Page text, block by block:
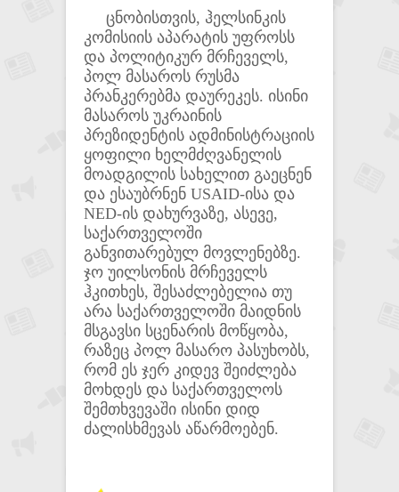
ცნობისთვის, ჰელსინკის
კომისიის აპარატის უფროსს
და პოლიტიკურ მრჩეველს,
პოლ მასაროს რუსმა
პრანკერებმა დაურეკეს. ისინი
მასაროს უკრაინის
პრეზიდენტის ადმინისტრაციის
ყოფილი ხელმძღვანელის
მოადგილის სახელით გაეცნენ
და ესაუბრნენ USAID-ისა და
NED-ის დახურვაზე, ასევე,
საქართველოში
განვითარებულ მოვლენებზე.
ჯო უილსონის მრჩეველს
ჰკითხეს, შესაძლებელია თუ
არა საქართველოში მაიდნის
მსგავსი სცენარის მოწყობა,
რაზეც პოლ მასარო პასუხობს,
რომ ეს ჯერ კიდევ შეიძლება
მოხდეს და საქართველოს
შემთხვევაში ისინი დიდ
ძალისხმევას აწარმოებენ.